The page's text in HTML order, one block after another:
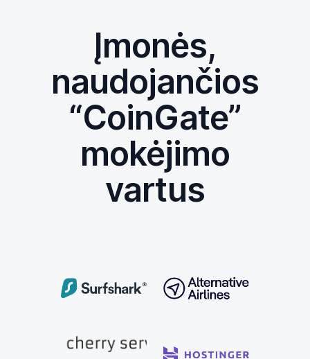
Įmonės,
naudojančios
“CoinGate”
mokėjimo
vartus